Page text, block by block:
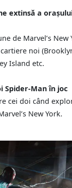
extinsă a
de Marvel’s New
noi
Island etc.
Spider-Man în joc
cei doi când
New York.